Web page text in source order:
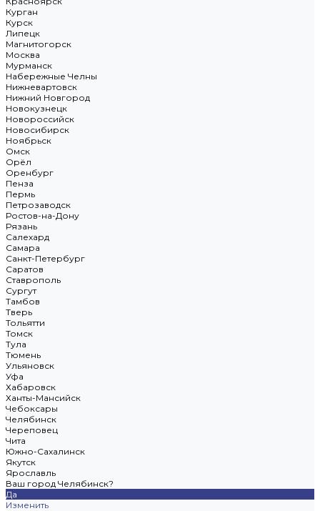
Курган
Курск
Липецк
Магнитогорск
Москва
Мурманск
Набережные Челны
Нижневартовск
Нижний Новгород
Новокузнецк
Новороссийск
Новосибирск
Ноябрьск
Омск
Орёл
Оренбург
Пенза
Пермь
Петрозаводск
Ростов-на-Дону
Рязань
Салехард
Самара
Санкт-Петербург
Саратов
Ставрополь
Сургут
Тамбов
Тверь
Тольятти
Томск
Тула
Тюмень
Ульяновск
Уфа
Хабаровск
Ханты-Мансийск
Чебоксары
Челябинск
Череповец
Чита
Южно-Сахалинск
Якутск
Ярославль
Ваш город Челябинск?
Да
Изменить